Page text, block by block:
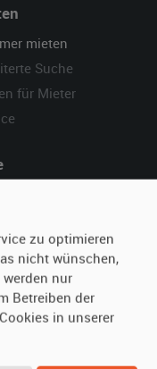
mieten
Suche
für Mieter
zu optimieren
nicht wünschen,
nur
Betreiben der
in unserer